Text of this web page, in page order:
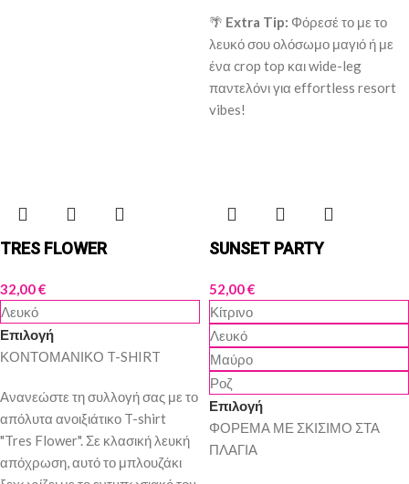
🌴 Extra Tip: Φόρεσέ το με το
λευκό σου ολόσωμο μαγιό ή με
ένα crop top και wide-leg
παντελόνι για effortless resort
vibes!
TRES FLOWER
32,00€
Λευκό
Επιλογή
ΚΟΝΤΟΜΑΝΙΚΟ T-SHIRT
Ανανεώστε τη συλλογή σας με το
απόλυτα ανοιξιάτικο T-shirt
"Tres Flower". Σε κλασική λευκή
απόχρωση, αυτό το μπλουζάκι
SUNSET PARTY
52,00€
Κίτρινο
Λευκό
Μαύρο
Ροζ
Επιλογή
ΦΟΡΕΜΑ ΜΕ ΣΚΙΣΙΜΟ ΣΤΑ
ΠΛΑΓΙΑ